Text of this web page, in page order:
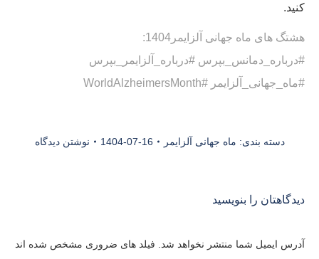
کنید.
هشتگ های ماه جهانی آلزایمر1404:
#درباره_دمانس_بپرس #درباره_آلزایمر_بپرس
#ماه_جهانی_آلزایمر #WorldAlzheimersMonth
دسته بندی: ماه جهانی آلزایمر 1404-07-16 نوشتن دیدگاه
دیدگاهتان را بنویسید
آدرس ایمیل شما منتشر نخواهد شد. فیلد های ضروری مشخص شده اند